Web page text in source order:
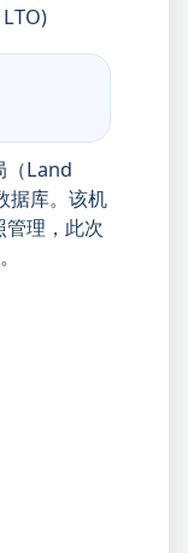
（Land
库。该机
理，此次